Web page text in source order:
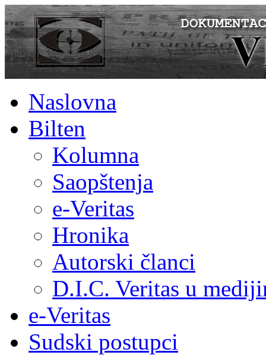
Naslovna
Bilten
Kolumna
Saopštenja
e-Veritas
Hronika
Autorski članci
D.I.C. Veritas u
e-Veritas
Sudski postupci